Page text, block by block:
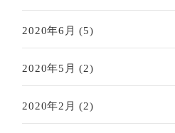
2020年6月 (5)
2020年5月 (2)
2020年2月 (2)